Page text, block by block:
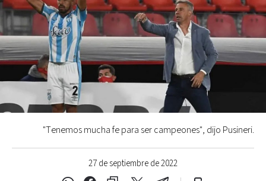
27 de septiembre de 2022
"Tenemos mucha fe para ser campeones", dijo Pusineri.